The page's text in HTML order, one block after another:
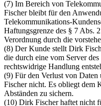
(7) Im Bereich von
Fischer bleibt für den
Telekommunikations-
Haftungsgrenze des § 7 Abs.
Verordnung durch die
(8) Der Kunde stellt Dirk
die durch eine vom Server
rechtswidrige Handlung
(9) Für den Verlust von
Fischer nicht. Es obliegt dem
Abständen zu sichern.
(10) Dirk Fischer haftet nicht